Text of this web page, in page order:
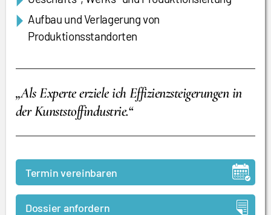
Aufbau und Verlagerung von
Produktionsstandorten
„Als Experte erziele ich Effizienzsteigerungen in
der Kunststoffindustrie.“
Termin vereinbaren
Dossier anfordern